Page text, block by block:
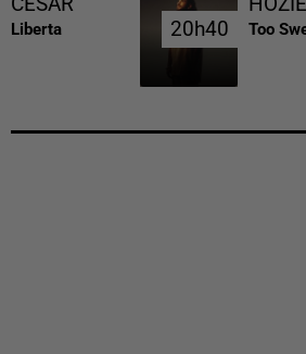
Liberta 20h40
20h40 Too